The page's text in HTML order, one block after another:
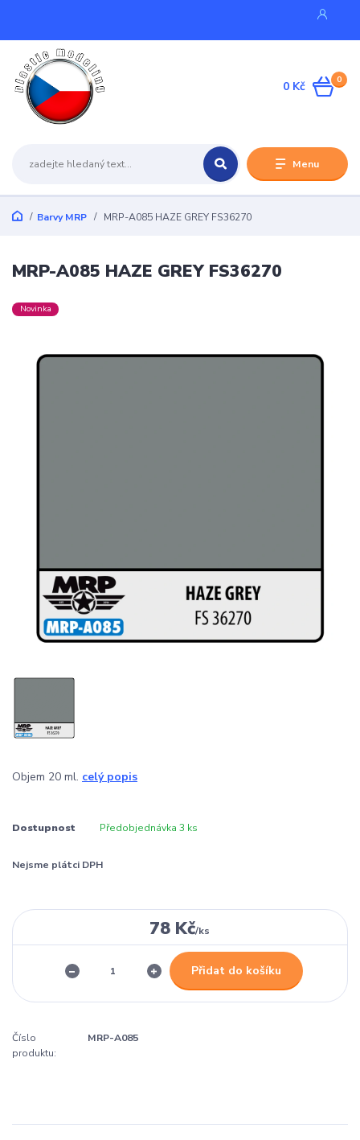
Menu
0
0 Kč
Barvy MRP MRP-A085 HAZE GREY FS36270
MRP-A085 HAZE GREY FS36270
Novinka
Objem 20 ml. celý popis
Dostupnost Předobjednávka 3 ks
Nejsme plátci DPH
78 Kč/ks
Přidat do košíku
Číslo
produktu:
MRP-A085